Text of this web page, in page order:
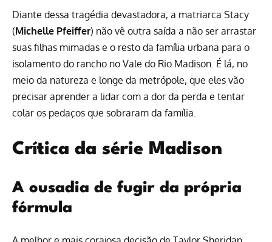
Diante dessa tragédia devastadora, a matriarca Stacy
(Michelle Pfeiffer) não vê outra saída a não ser arrastar
suas filhas mimadas e o resto da família urbana para o
isolamento do rancho no Vale do Rio Madison. É lá, no
meio da natureza e longe da metrópole, que eles vão
precisar aprender a lidar com a dor da perda e tentar
colar os pedaços que sobraram da família.
Crítica da série Madison
A ousadia de fugir da própria
fórmula